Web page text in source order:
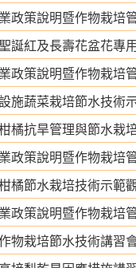
政策說明暨作物栽培
誕紅及長壽花盆花專
政策說明暨作物栽培
施蔬菜栽培節水技術
橘抗旱管理與節水栽
政策說明暨作物栽培
橘節水栽培技術示範
政策說明暨作物栽培
物栽培節水技術講習